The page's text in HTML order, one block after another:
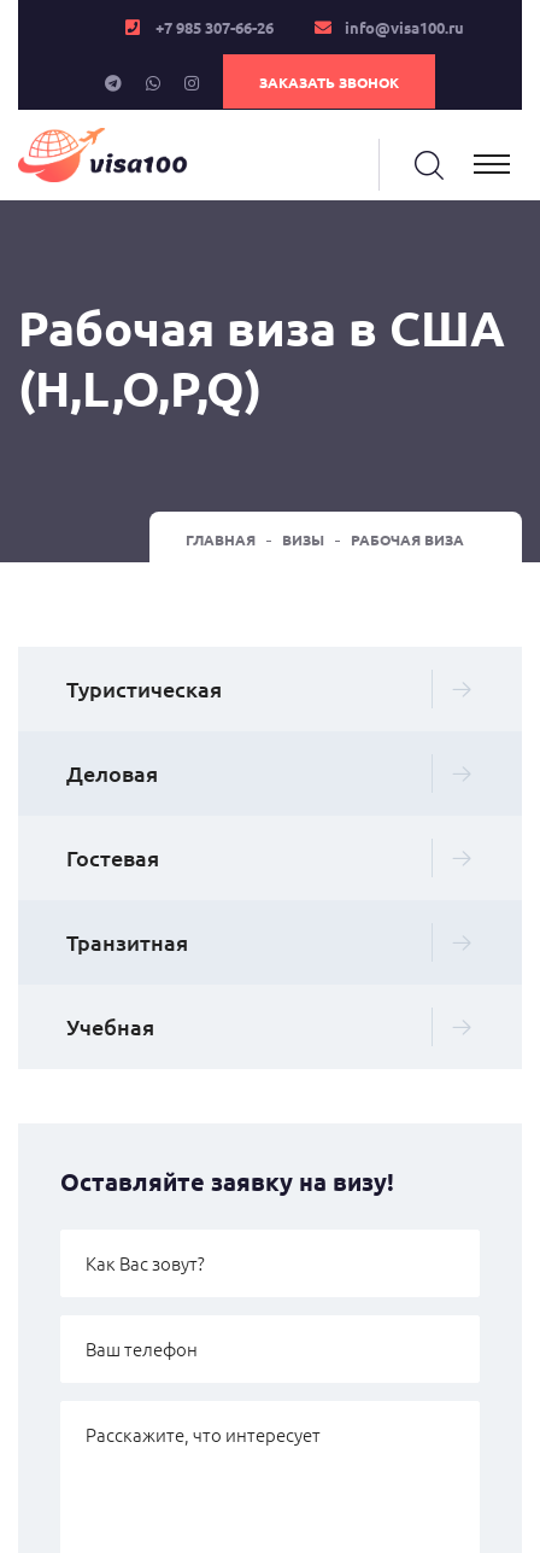
+7 985 307-66-26 info@visa100.ru
ЗАКАЗАТЬ ЗВОНОК
Рабочая виза в США
(H,L,O,P,Q)
ГЛАВНАЯ ВИЗЫ РАБОЧАЯ ВИЗА
Туристическая
Деловая
Гостевая
Транзитная
Учебная
Оставляйте заявку на визу!